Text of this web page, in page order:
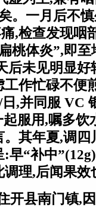
。一月后不
,检查发现咽
桃体炎”,即
后未见明显好
作忙碌不便
,并同服 VC
服用,嘱多饮
其年夏,调四
早“补中
理,后闻果效
开县南门镇,